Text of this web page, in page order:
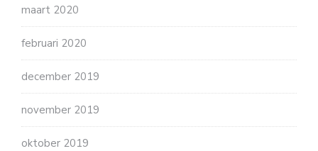
maart 2020
februari 2020
december 2019
november 2019
oktober 2019